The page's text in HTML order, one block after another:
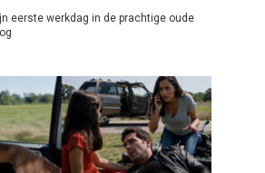
eerste werkdag in de prachtige oude